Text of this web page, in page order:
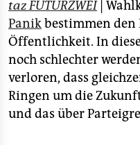
taz FUTURZWEI|
Panikbestimmen den
Öffentlichkeit. In
noch schlechter
verloren, dass
Ringen um die
und das über